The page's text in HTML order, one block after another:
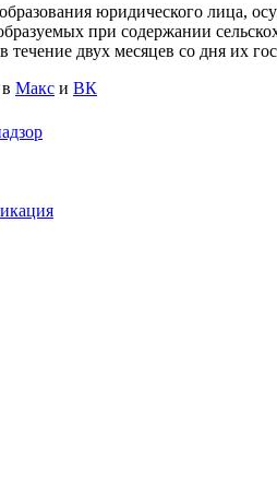
юридического лица,
при содержании
двух месяцев со дня их
Макс и ВК